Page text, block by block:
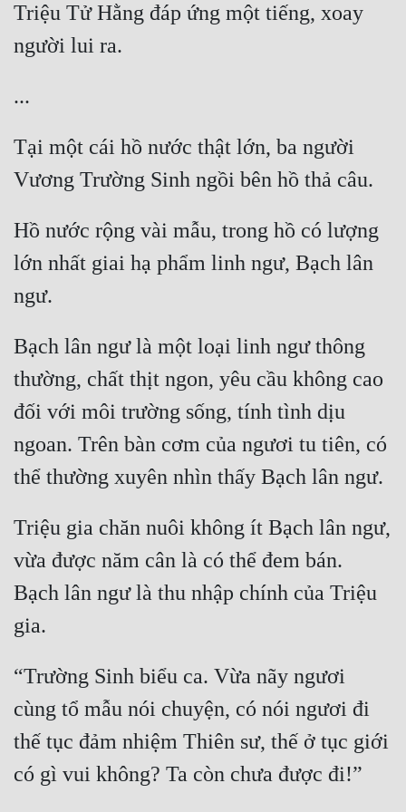
Triệu Tử Hằng đáp ứng một tiếng, xoay
Tại một cái hồ nước thật lớn, ba người
Hồ nước rộng vài mẫu, trong hồ có lượng
lớn nhất giai hạ phẩm linh ngư, Bạch lân
Bạch lân ngư là một loại linh ngư thông
thường, chất thịt ngon, yêu cầu không cao
đối với môi trường sống, tính tình dịu
ngoan. Trên bàn cơm của ngươi tu tiên, có
Triệu gia chăn nuôi không ít Bạch lân ngư,
vừa được năm cân là có thể đem bán.
Bạch lân ngư là thu nhập chính của Triệu
“Trường Sinh biểu ca. Vừa nãy ngươi
cùng tổ mẫu nói chuyện, có nói ngươi đi
thế tục đảm nhiệm Thiên sư, thế ở tục giới